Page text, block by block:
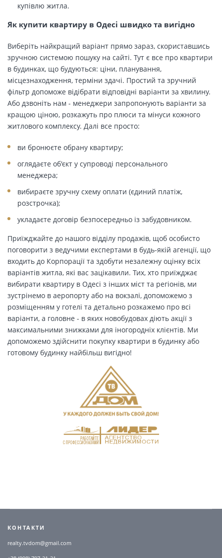
купівлю житла.
Як купити квартиру в Одесі швидко та вигідно
Виберіть найкращий варіант прямо зараз, скориставшись
зручною системою пошуку на сайті. Тут є все про квартири
в будинках, що будуються: ціни, планування,
місцезнаходження, терміни здачі. Простий та зручний
фільтр допоможе відібрати відповідні варіанти за хвилину.
Або дзвоніть нам - менеджери запропонують варіанти за
кращою ціною, розкажуть про плюси та мінуси кожного
житлового комплексу. Далі все просто:
ви бронюєте обрану квартиру;
оглядаєте об'єкт у супроводі персонального
менеджера;
вибираєте зручну схему оплати (єдиний платіж,
розстрочка);
укладаєте договір безпосередньо із забудовником.
Приїжджайте до нашого відділу продажів, щоб особисто
поговорити з ведучими експертами в будь-якій агенції, що
входить до Корпорації та здобути незалежну оцінку всіх
варіантів житла, які вас зацікавили. Тих, хто приїжджає
вибирати квартиру в Одесі з інших міст та регіонів, ми
зустрінемо в аеропорту або на вокзалі, допоможемо з
розміщенням у готелі та детально розкажемо про всі
варіанти, а головне - в яких новобудовах діють акції з
максимальними знижками для іногородніх клієнтів. Ми
допоможемо здійснити покупку квартири в будинку або
готовому будинку найбільш вигідно!
КОНТАКТИ
realty.tvdom@gmail.com